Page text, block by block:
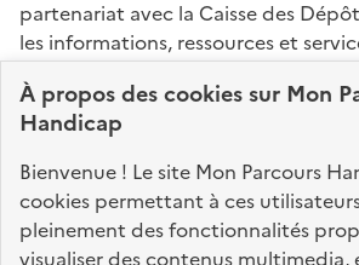
À propos descookiessur Mon
Handicap
Bienvenue ! Le site Mon Parcours
cookies permettant à ces
pleinement des fonctionnalités
visualiser des contenus multimedia,
partenariat avec la Caisse des
les informations, ressources et
connaître vos droits, effectuer vos
identifier vos interlocuteurs.
Nos sites partenaires
info.gouv.fr service-public.fr
data.gouv.fr